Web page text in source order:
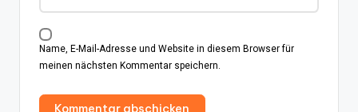
Name, E-Mail-Adresse und Website in diesem Browser für
meinen nächsten Kommentar speichern.